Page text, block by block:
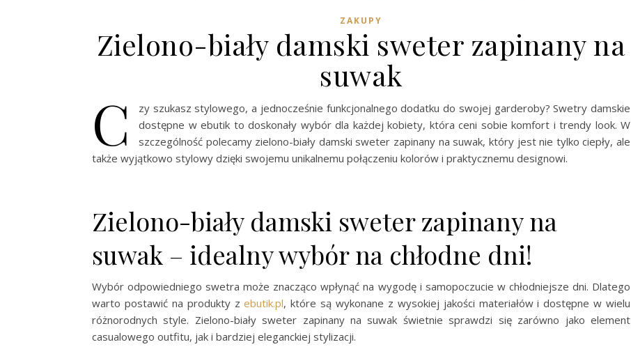
ZAKUPY
Zielono-biały damski sweter zapinany na
suwak
C
zy szukasz stylowego, a jednocześnie funkcjonalnego dodatku do swojej garderoby? Swetry damskie
dostępne w ebutik to doskonały wybór dla każdej kobiety, która ceni sobie komfort i trendy look. W
szczególność polecamy zielono-biały damski sweter zapinany na suwak, który jest nie tylko ciepły, ale
także wyjątkowo stylowy dzięki swojemu unikalnemu połączeniu kolorów i praktycznemu designowi.
Zielono-biały damski sweter zapinany na
suwak – idealny wybór na chłodne dni!
Wybór odpowiedniego swetra może znacząco wpłynąć na wygodę i samopoczucie w chłodniejsze dni. Dlatego
warto postawić na produkty zebutik.pl, które są wykonane z wysokiej jakości materiałów i dostępne w wielu
różnorodnych style. Zielono-biały sweter zapinany na suwak świetnie sprawdzi się zarówno jako element
casualowego outfitu, jak i bardziej eleganckiej stylizacji.